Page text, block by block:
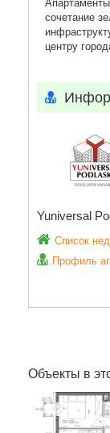
сочетание
центру
Yuniversal
Список
Профиль
Объекты в